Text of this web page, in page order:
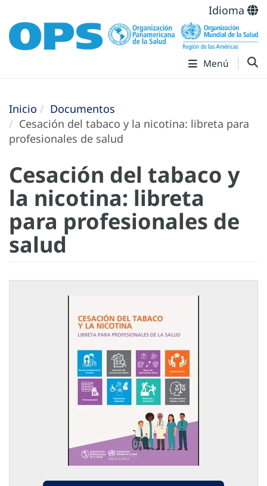
Idioma
Menú
Inicio
Documentos
Cesación del tabaco y la nicotina: libreta para
profesionales de salud
Cesación del tabaco y
la nicotina: libreta
para profesionales de
salud